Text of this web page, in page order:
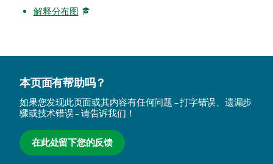
解释分布图
本页面有帮助吗？
如果您发现此页面或其内容有任何问题 – 打字错误、遗漏步
骤或技术错误 – 请告诉我们！
在此处留下您的反馈